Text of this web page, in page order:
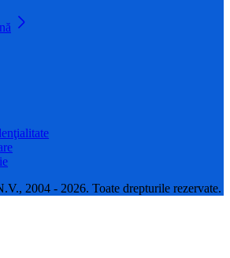
2004 - 2026. Toate drepturile rezervate.